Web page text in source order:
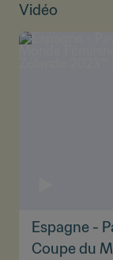
Vidéo
Espagne -
Coupe du